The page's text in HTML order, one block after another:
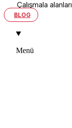
Çalışmala
BLOG
Menü